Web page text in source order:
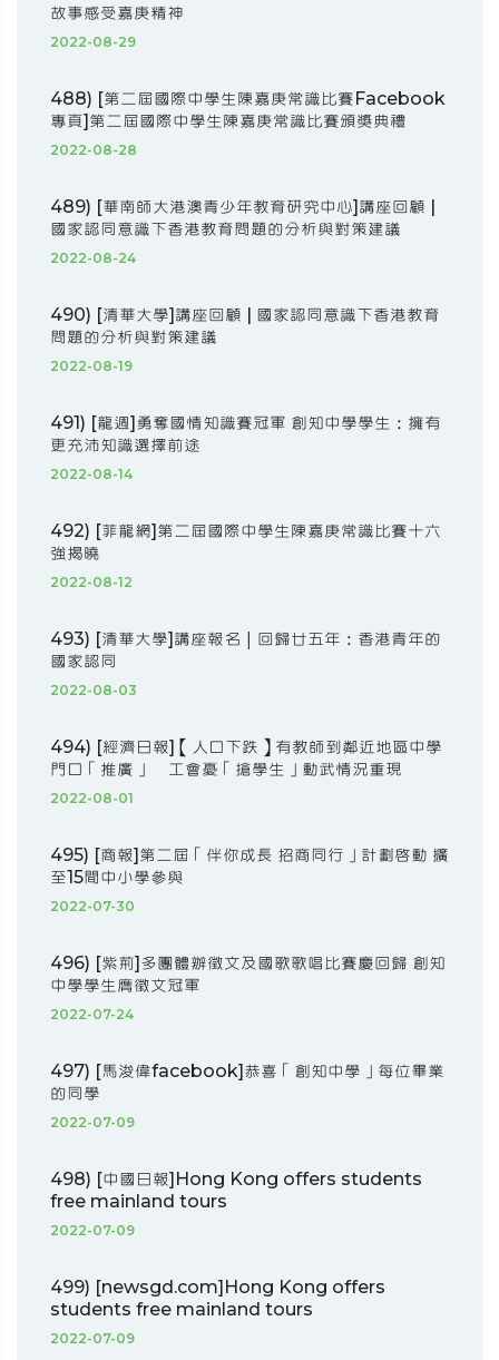
故事感受嘉庚精神
2022-08-29
488) [第二屆國際中學生陳嘉庚常識比賽Facebook
專頁]第二屆國際中學生陳嘉庚常識比賽頒獎典禮
2022-08-28
489) [華南師大港澳青少年教育研究中心]講座回顧 |
國家認同意識下香港教育問題的分析與對策建議
2022-08-24
490) [清華大學]講座回顧 | 國家認同意識下香港教育
問題的分析與對策建議
2022-08-19
491) [龍週]勇奪國情知識賽冠軍 創知中學學生：擁有
更充沛知識選擇前途
2022-08-14
492) [菲龍網]第二屆國際中學生陳嘉庚常識比賽十六
強揭曉
2022-08-12
493) [清華大學]講座報名｜回歸廿五年：香港青年的
國家認同
2022-08-03
494) [經濟日報]【人口下跌】有教師到鄰近地區中學
門口「推廣」 工會憂「搶學生」動武情況重現
2022-08-01
495) [商報]第二屆「伴你成長 招商同行」計劃啟動 擴
至15間中小學參與
2022-07-30
496) [紫荊]多團體辦徵文及國歌歌唱比賽慶回歸 創知
中學學生膺徵文冠軍
2022-07-24
497) [馬浚偉facebook]恭喜「創知中學」每位畢業
的同學
2022-07-09
498) [中國日報]Hong Kong offers students
free mainland tours
2022-07-09
499) [newsgd.com]Hong Kong offers
students free mainland tours
2022-07-09